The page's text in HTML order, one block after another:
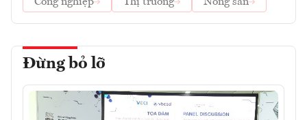
Công nghiệp
Thị trường Nông sản
Đừng bỏ lỡ